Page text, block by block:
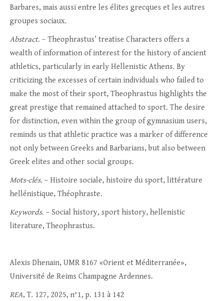
Barbares, mais aussi entre les élites grecques et les autres
groupes sociaux.
Abstract. – Theophrastus’ treatise Characters offers a
wealth of information of interest for the history of ancient
athletics, particularly in early Hellenistic Athens. By
criticizing the excesses of certain individuals who failed to
make the most of their sport, Theophrastus highlights the
great prestige that remained attached to sport. The desire
for distinction, even within the group of gymnasium users,
reminds us that athletic practice was a marker of difference
not only between Greeks and Barbarians, but also between
Greek elites and other social groups.
Mots-clés. – Histoire sociale, histoire du sport, littérature
hellénistique, Théophraste.
Keywords. – Social history, sport history, hellenistic
literature, Theophrastus.
Alexis Dhenain, UMR 8167 «Orient et Méditerranée»,
Université de Reims Champagne Ardennes.
REA, T. 127, 2025, n°1, p. 131 à 142